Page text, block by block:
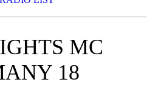
MC
18